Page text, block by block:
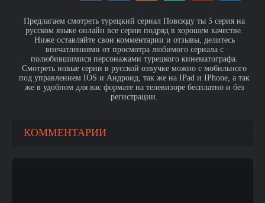
Предлагаем смотреть турецкий сериал Повсюду ты 5 серия на
русском языке онлайн все серии подряд в хорошем качестве.
Ниже оставляйте свои комментарии и отзывы, делитесь
впечатлениями от просмотра любимого сериала с
полюбившимися персонажами турецкого кинематографа.
Смотреть новые серии в русской озвучке можно с мобильного
под управлением IOS и Андроид, так же на IPad и IPhone, а так
же в удобном для вас формате на телевизоре бесплатно и без
регистрации.
КОММЕНТАРИИ